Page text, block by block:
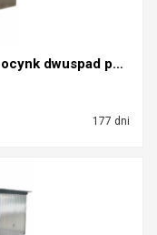
Garaż blaszany 4x6 otwór na okno ocynk dwuspad pod...
177 dni